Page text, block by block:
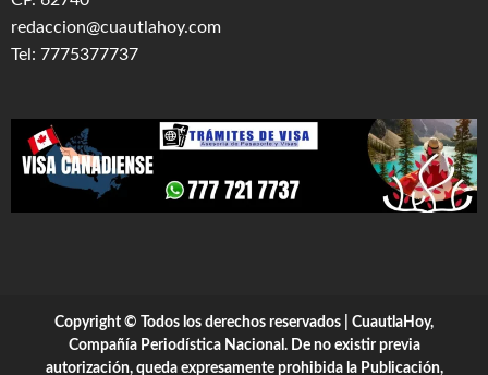
redaccion@cuautlahoy.com
Tel: 7775377737
Copyright © Todos los derechos reservados | CuautlaHoy,
Compañía Periodística Nacional. De no existir previa
autorización, queda expresamente prohibida la Publicación,